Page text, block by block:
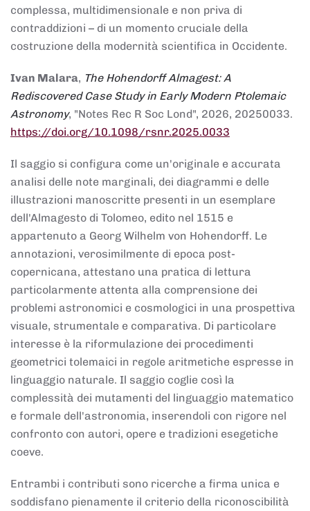
complessa, multidimensionale e non priva di
contraddizioni – di un momento cruciale della
costruzione della modernità scientifica in Occidente.
Ivan Malara, The Hohendorff Almagest: A
Rediscovered Case Study in Early Modern Ptolemaic
Astronomy, "Notes Rec R Soc Lond", 2026, 20250033.
https://doi.org/10.1098/rsnr.2025.0033
Il saggio si configura come un'originale e accurata
analisi delle note marginali, dei diagrammi e delle
illustrazioni manoscritte presenti in un esemplare
dell'Almagesto di Tolomeo, edito nel 1515 e
appartenuto a Georg Wilhelm von Hohendorff. Le
annotazioni, verosimilmente di epoca post-
copernicana, attestano una pratica di lettura
particolarmente attenta alla comprensione dei
problemi astronomici e cosmologici in una prospettiva
visuale, strumentale e comparativa. Di particolare
interesse è la riformulazione dei procedimenti
geometrici tolemaici in regole aritmetiche espresse in
linguaggio naturale. Il saggio coglie così la
complessità dei mutamenti del linguaggio matematico
e formale dell'astronomia, inserendoli con rigore nel
confronto con autori, opere e tradizioni esegetiche
coeve.
Entrambi i contributi sono ricerche a firma unica e
soddisfano pienamente il criterio della riconoscibilità